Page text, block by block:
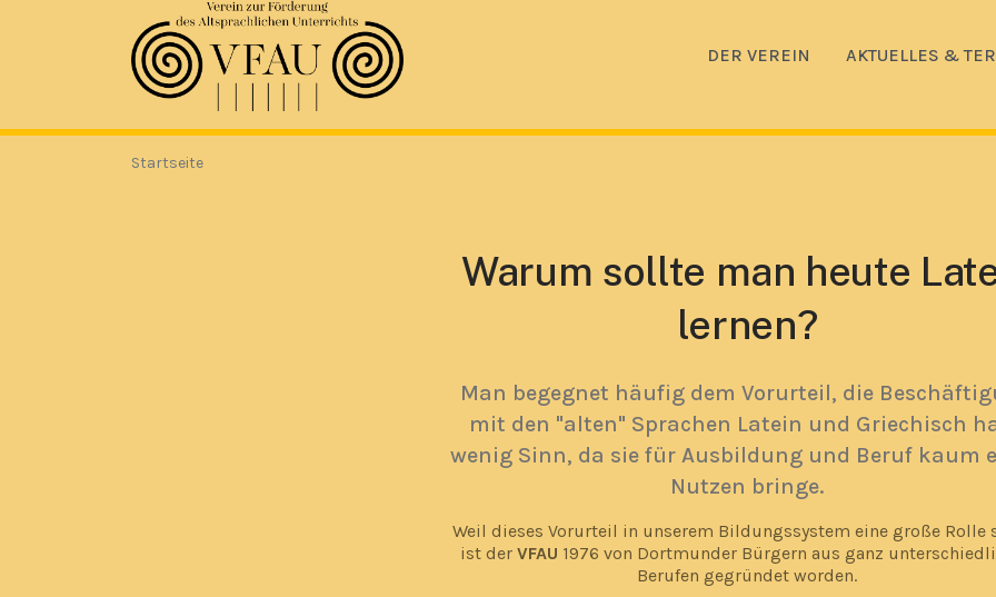
DER VEREIN AKTUELLES &
Startseite
Warum sollte man heute
lernen?
Man begegnet häufig dem Vorurteil, die
mit den "alten" Sprachen Latein und Griechisch
wenig Sinn, da sie für Ausbildung und Beruf kaum
Nutzen bringe.
Weil dieses Vorurteil in unserem Bildungssystem eine große Rolle
ist der VFAU 1976 von Dortmunder Bürgern aus ganz
Berufen gegründet worden.